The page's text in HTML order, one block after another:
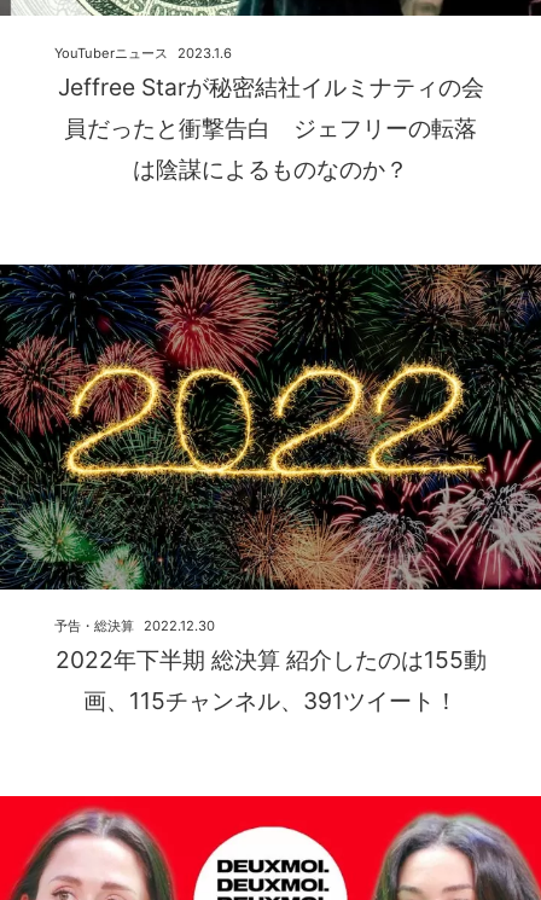
Jeffree Starが秘密結社イルミナティの会
員だったと衝撃告白 ジェフリーの転落
は陰謀によるものなのか？
2023.1.6
YouTuberニュース
2022年下半期 総決算 紹介したのは155動
画、115チャンネル、391ツイート！
2022.12.30
予告・総決算